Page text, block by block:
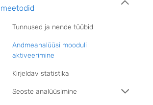
meetodid
Tunnused ja nende tüübid
Andmeanalüüsi mooduli
aktiveerimine
Kirjeldav statistika
Seoste analüüsimine